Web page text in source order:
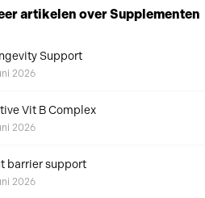
artikelen overSupplementen
Support
2026
Vit B Complex
2026
barrier support
2026